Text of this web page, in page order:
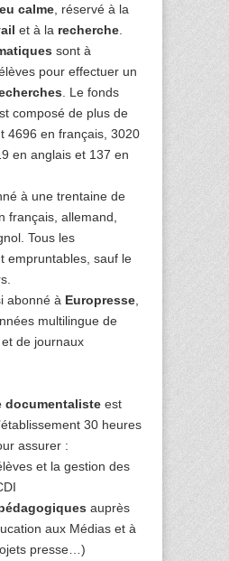
calme , réservé à la
et à la recherche
sont à
pour effectuer un
. Le fonds
composé de plus de
4696 en français, 3020
en anglais et 137 en
à une trentaine de
français, allemand,
Tous les
empruntables, sauf le
abonné à Europresse
multilingue de
de journaux
documentaliste est
30 heures
assurer :
et la gestion des
auprès
aux Médias et à
presse…)